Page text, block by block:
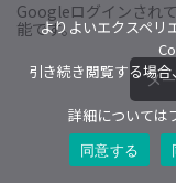
Googleログインされ
能です。
メ
よりよいエクスペリ
引き続き閲覧する場
詳細については
同意する